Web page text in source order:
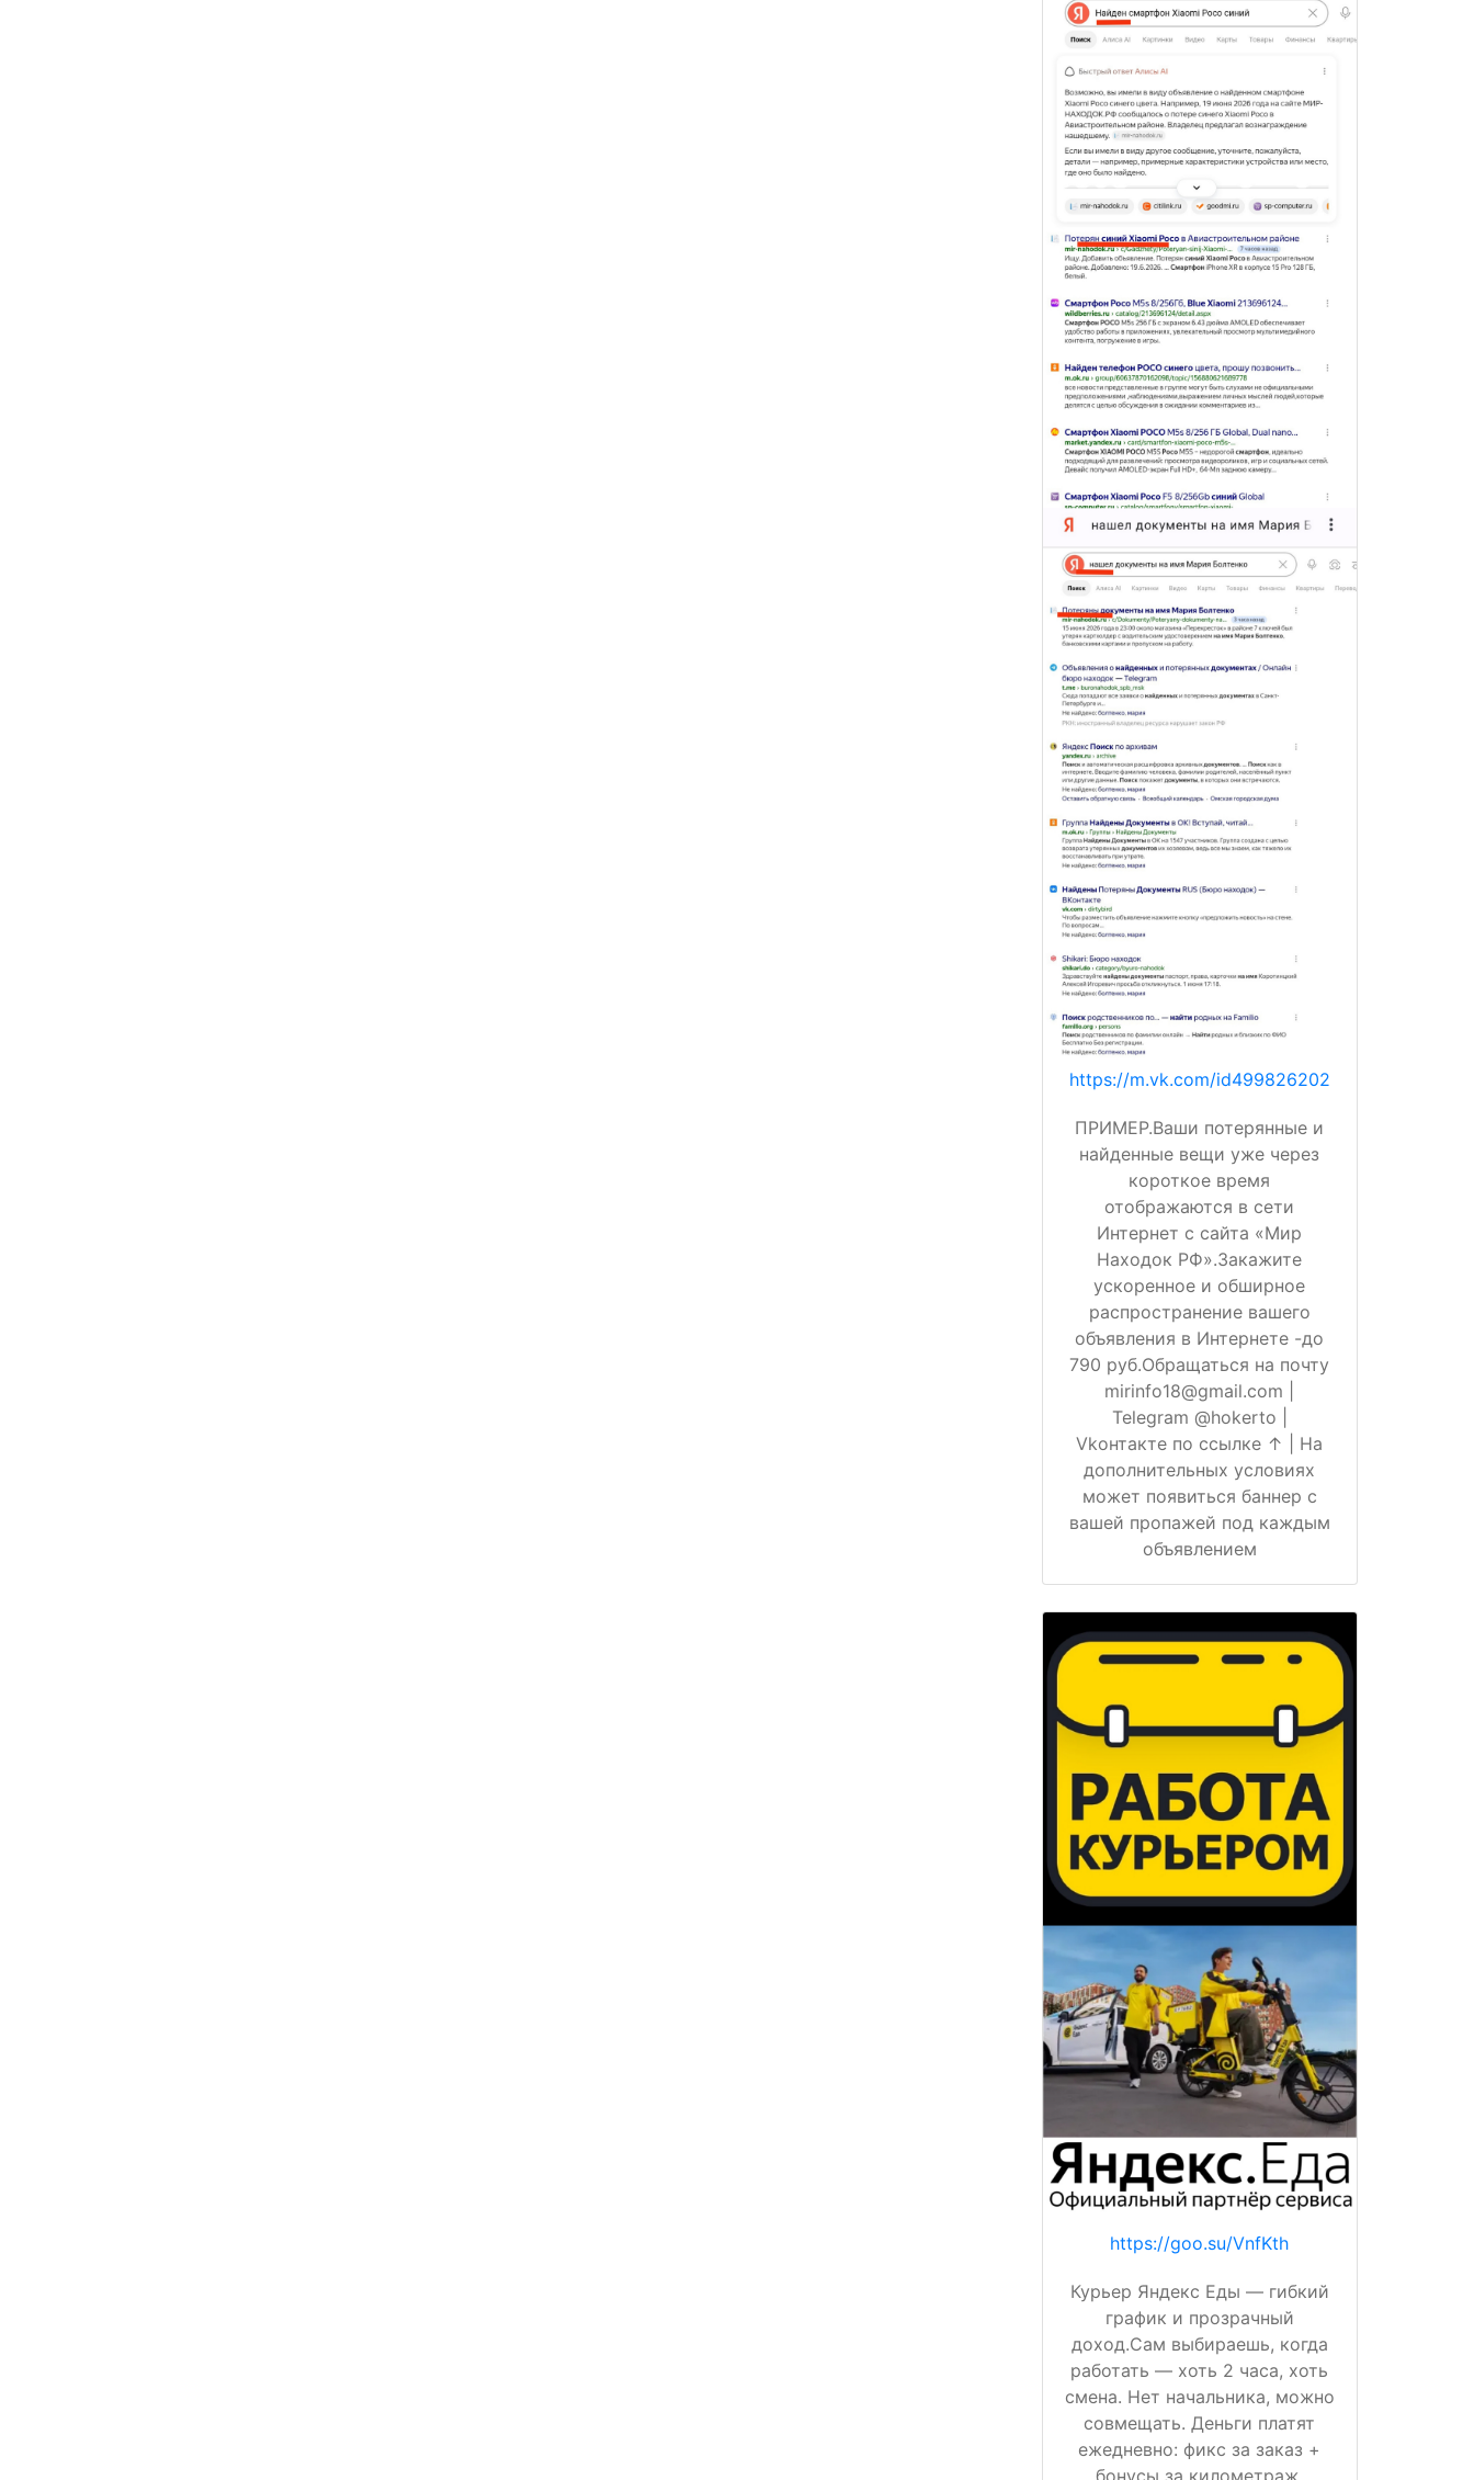
https://m.vk.com/id499826202
ПРИМЕР.Ваши потерянные и
найденные вещи уже через
короткое время
отображаются в сети
Интернет с сайта «Мир
Находок РФ».Закажите
ускоренное и обширное
распространение вашего
объявления в Интернете -до
790 руб.Обращаться на почту
mirinfo18@gmail.com |
Telegram @hokerto |
Vkонтакте по ссылке ↑ | На
дополнительных условиях
может появиться баннер с
вашей пропажей под каждым
объявлением
https://goo.su/VnfKth
Курьер Яндекс Еды — гибкий
график и прозрачный
доход.Сам выбираешь, когда
работать — хоть 2 часа, хоть
смена. Нет начальника, можно
совмещать. Деньги платят
ежедневно: фикс за заказ +